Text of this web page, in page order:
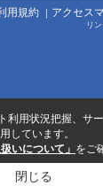
用規約 ｜ アクセス
会社 リンクナビ
利用状況把握、サ
しています。
いについて」 をご
閉じる